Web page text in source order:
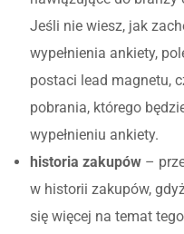
Jeśli nie wiesz, jak
wypełnienia ankiety,
postaci lead magnetu,
pobrania, którego
wypełnieniu ankiety.
historia zakupów –
w historii zakupów,
się więcej na temat